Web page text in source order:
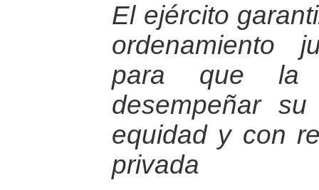
El ejército
ordenamiento
para que la
desempeñar
equidad y con
privada